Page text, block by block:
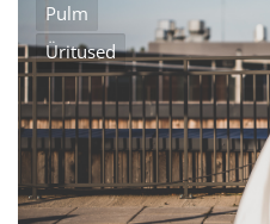
Pulm
Üritused